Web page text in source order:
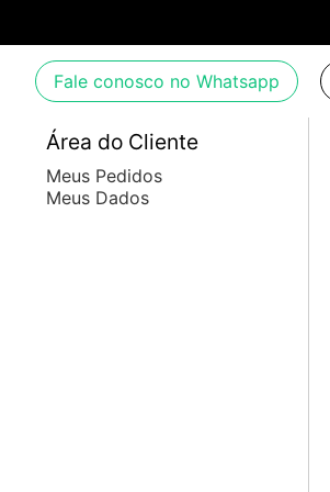
Pico Plano ao Terra - 130 dB (Z) /
Alimentação
Fonte SMPS / Range de Operação
492 mm x 352 mm x 340 mm
Fale conosco no Whatsapp
Área do Cliente
Meus Pedidos
Meus Dados